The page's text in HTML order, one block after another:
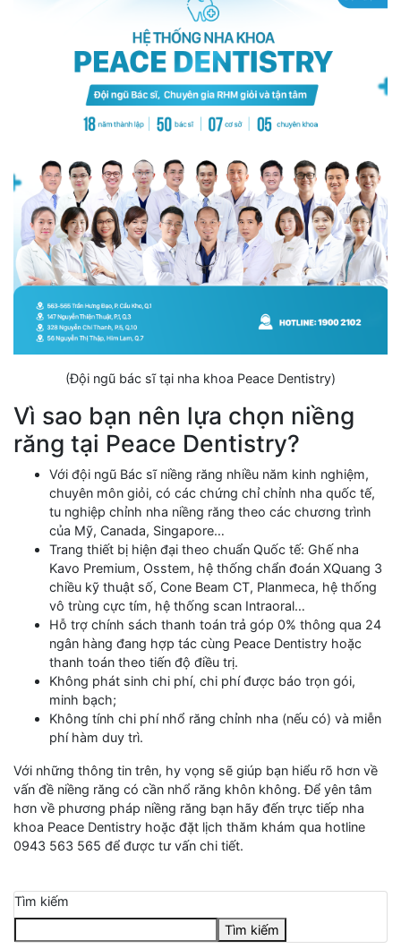
(Đội ngũ bác sĩ tại nha khoa Peace Dentistry)
Vì sao bạn nên lựa chọn niềng
răng tại Peace Dentistry?
Với đội ngũ Bác sĩ niềng răng nhiều năm kinh nghiệm,
chuyên môn giỏi, có các chứng chỉ chỉnh nha quốc tế,
tu nghiệp chỉnh nha niềng răng theo các chương trình
của Mỹ, Canada, Singapore…
Trang thiết bị hiện đại theo chuẩn Quốc tế: Ghế nha
Kavo Premium, Osstem, hệ thống chẩn đoán XQuang 3
chiều kỹ thuật số, Cone Beam CT, Planmeca, hệ thống
vô trùng cực tím, hệ thống scan Intraoral…
Hỗ trợ chính sách thanh toán trả góp 0% thông qua 24
ngân hàng đang hợp tác cùng Peace Dentistry hoặc
thanh toán theo tiến độ điều trị.
Không phát sinh chi phí, chi phí được báo trọn gói,
minh bạch;
Không tính chi phí nhổ răng chỉnh nha (nếu có) và miễn
phí hàm duy trì.
Với những thông tin trên, hy vọng sẽ giúp bạn hiểu rõ hơn về
vấn đề niềng răng có cần nhổ răng khôn không. Để yên tâm
hơn về phương pháp niềng răng bạn hãy đến trực tiếp nha
khoa Peace Dentistry hoặc đặt lịch thăm khám qua hotline
0943 563 565 để được tư vấn chi tiết.
Tìm kiếm
Tìm kiếm